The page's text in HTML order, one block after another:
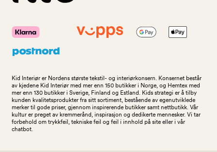
Kid Interiør er Nordens største tekstil- og interiørkonsern. Konsernet består
av kjedene Kid Interiør med mer enn 150 butikker i Norge, og Hemtex med
mer enn 130 butikker i Sverige, Finland og Estland. Kids strategi er å tilby
kunden kvalitetsprodukter fra sitt sortiment, bestående av egenutviklede
merker til gode priser, gjennom inspirerende butikker samt nettbutikk. Vår
kultur er preget av kremmerånd, inspirasjon og dedikerte mennesker. Vi tar
forbehold om trykkfeil, tekniske feil og feil i innhold på site eller i vår
chatbot.